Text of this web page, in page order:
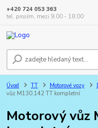
+420 724 053 363
tel. prosím, mezi 9.00 - 18.00
Úvod TT Motorové vozy
vůz M130.142 TT kompletní
Motorový vůz